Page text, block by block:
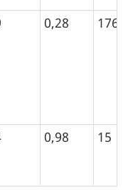
0,28 176
0,98 15